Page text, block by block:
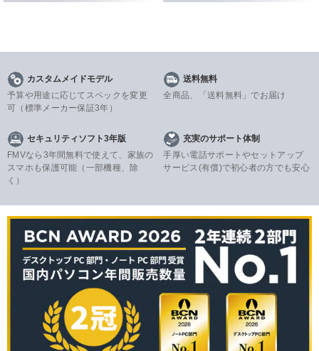
カスタムメイドモデル
予算や用途に応じてスペックを変更
可 （標準メーカー保証3年）
送料無料
全商品、「送料無料」でお届け
セキュリティソフト3年版
FMVなら3年間無料で使えて、家族の
スマホも保護可能（一部機種、除
く）
充実のサポート体制
手厚い電話サポートやセットアップ
サービス(有償)で初心者の方でも安心